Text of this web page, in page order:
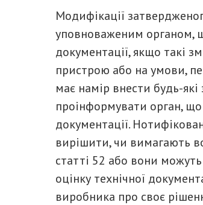
Модифікації
уповноваженим органом,
документації, якщо такі
пристрою або на умови,
має намір внести будь-
проінформувати орган,
документації.
вирішити, чи вимагають
статті 52 або вони
оцінку технічної
виробника про своє